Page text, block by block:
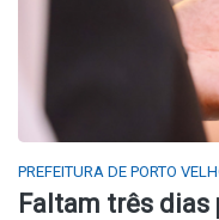
PREFEITURA DE PORTO
Faltam três